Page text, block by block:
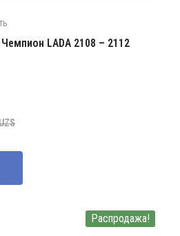
LADA 2108 – 2112
Распродажа!